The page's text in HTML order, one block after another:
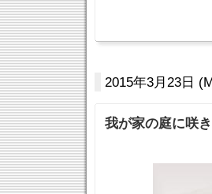
2015年3月23日
我が家の庭に咲き